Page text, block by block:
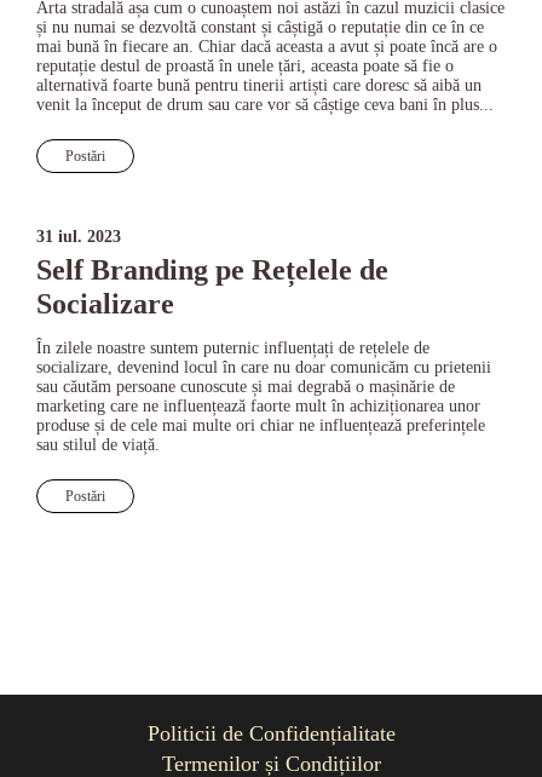
Arta stradală așa cum o cunoaștem noi astăzi în cazul muzicii clasice
și nu numai se dezvoltă constant și câștigă o reputație din ce în ce
mai bună în fiecare an. Chiar dacă aceasta a avut și poate încă are o
reputație destul de proastă în unele țări, aceasta poate să fie o
alternativă foarte bună pentru tinerii artiști care doresc să aibă un
venit la început de drum sau care vor să câștige ceva bani în plus...
Postări
31 iul. 2023
Self Branding pe Rețelele de
Socializare
În zilele noastre suntem puternic influențați de rețelele de
socializare, devenind locul în care nu doar comunicăm cu prietenii
sau căutăm persoane cunoscute și mai degrabă o mașinărie de
marketing care ne influențează faorte mult în achiziționarea unor
produse și de cele mai multe ori chiar ne influențează preferințele
sau stilul de viață.
Postări
Politicii de Confidențialitate
Termenilor și Condițiilor